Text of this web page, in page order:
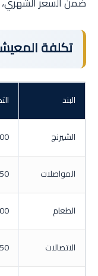
تكلفة
البند
الشيرنج 700 -
المواصلات 250 -
الطعام 700 -
الاتصالات 150 -